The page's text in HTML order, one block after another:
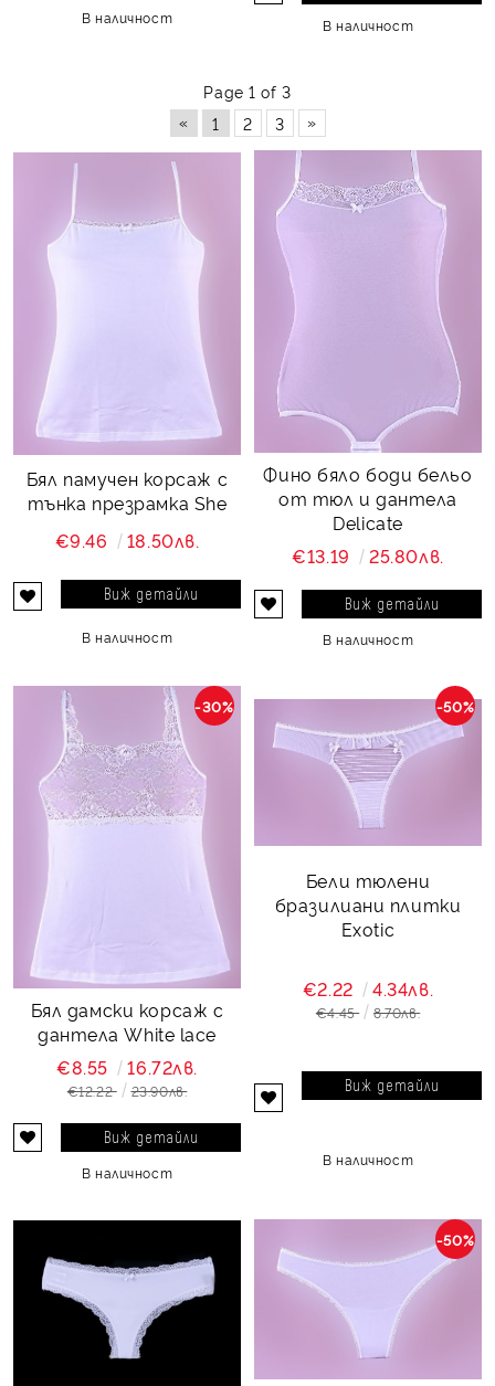
В наличност
В наличност
Page 1 of 3
«
1 2 3 »
Бял памучен корсаж с
тънка презрамка She
€9.46
18.50лв.
Виж детайли
В наличност
Фино бяло боди бельо
от тюл и дантела
Delicate
€13.19
25.80лв.
Виж детайли
В наличност
Бял дамски корсаж с
дантела White lace
-30%
€8.55 16.72лв.
€12.22 23.90лв.
Виж детайли
В наличност
Бели тюлени
бразилиани плитки
Exotic
-50%
€2.22 4.34лв.
€4.45 8.70лв.
Виж детайли
В наличност
-50%